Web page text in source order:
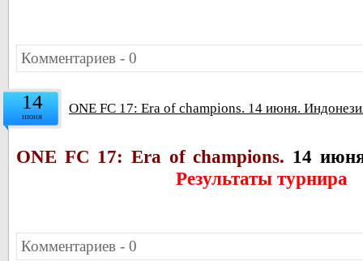
Комментариев - 0
14
июня ONE FC 17: Era of champions. 14 июня.
ONE FC 17: Era of champions. 14
Результаты турнира
Комментариев - 0